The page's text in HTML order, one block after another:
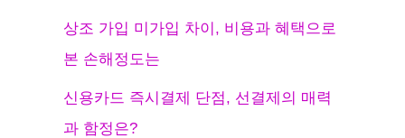
상조 가입 미가입 차이, 비용과 혜택으로
본 손해정도는
신용카드 즉시결제 단점, 선결제의 매력
과 함정은?